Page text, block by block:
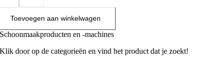
Toevoegen aan winkelwagen
Schoonmaakproducten en -machines
Klik door op de categorieën en vind het product dat je zoekt!